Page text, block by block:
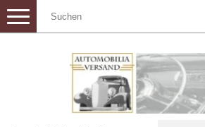
Toggle
navigation